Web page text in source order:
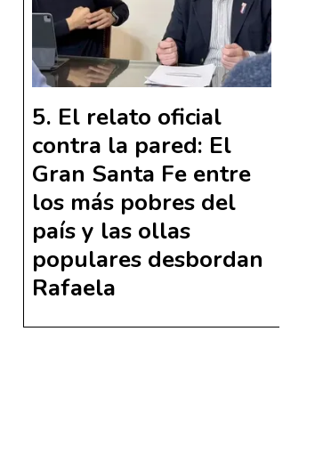
El relato oficial
contra la pared: El
Gran Santa Fe entre
los más pobres del
país y las ollas
populares desbordan
Rafaela